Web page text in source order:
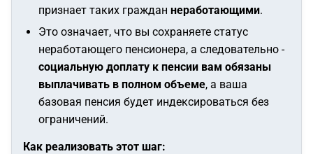
признает таких граждан неработающими.
Это означает, что вы сохраняете статус
неработающего пенсионера, а следовательно -
социальную доплату к пенсии вам обязаны
выплачивать в полном объеме, а ваша
базовая пенсия будет индексироваться без
ограничений.
Как реализовать этот шаг: